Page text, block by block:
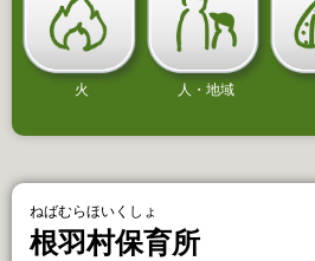
火 人・地域
ねばむらほいくしょ
根羽村保育所